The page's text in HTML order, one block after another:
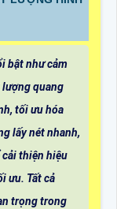
bật như cảm
lượng quang
tối ưu hóa
lấy nét nhanh,
cải thiện hiệu
ưu. Tất cả
trọng trong